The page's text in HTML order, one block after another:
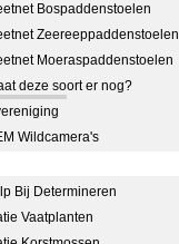
Bospaddenstoelen
Zeereeppaddenstoelen
Moeraspaddenstoelen
deze soort er nog?
Wildcamera's
Bij Determineren
Vaatplanten